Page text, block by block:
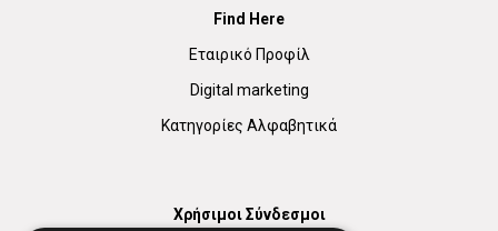
Find Here
Εταιρικό Προφίλ
Digital marketing
Κατηγορίες Αλφαβητικά
Χρήσιμοι Σύνδεσμοι